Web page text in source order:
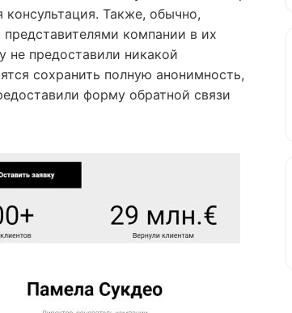
Также, обычно,
компании в их
предоставили никакой
сохранить полную анонимность,
форму обратной связи